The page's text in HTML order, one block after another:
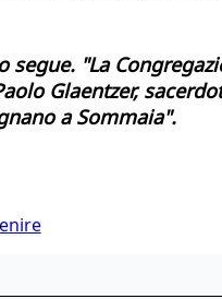
"La
Glaentzer,
a Sommaia".